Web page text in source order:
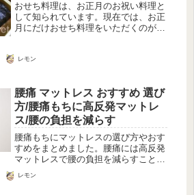
おせち料理は、お正月のお祝い料理と
して知られています。現在では、お正
月にだけおせち料理をいただくのが慣
して作られていました。そして神様に
レモン
腰痛 マットレス おすすめ 選び
方/腰痛もちに高反発マットレ
ス/腰の負担を減らす
腰痛もちにマットレスの選び方やおす
すめをまとめました。腰痛には高反発
マットレスで腰の負担を減らすことが
関係も。腰痛 マットレス おすすめ 選
レモン